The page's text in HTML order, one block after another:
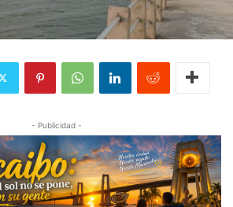
- Publicidad -